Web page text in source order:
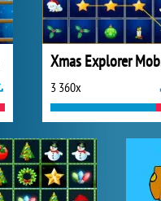
3 360x